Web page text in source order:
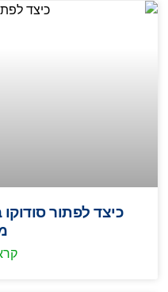
כיצד לפתור